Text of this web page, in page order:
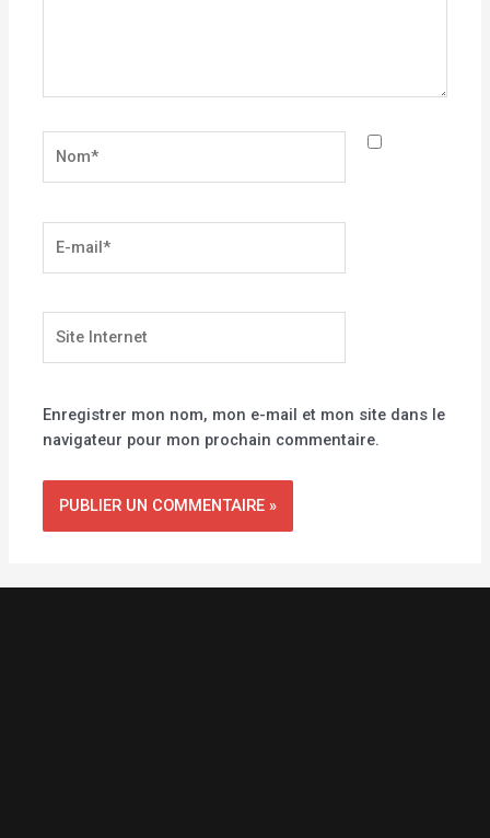
mail*
Internet
Enregistrer mon nom, mon e-mail et mon site dans le
navigateur pour mon prochain commentaire.